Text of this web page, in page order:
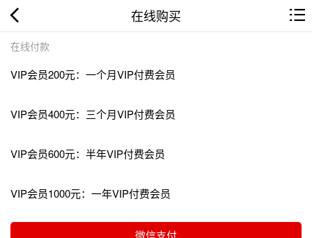
在线购买
在线付款
VIP会员200元：一个月VIP付费会员
VIP会员400元：三个月VIP付费会员
VIP会员600元：半年VIP付费会员
VIP会员1000元：一年VIP付费会员